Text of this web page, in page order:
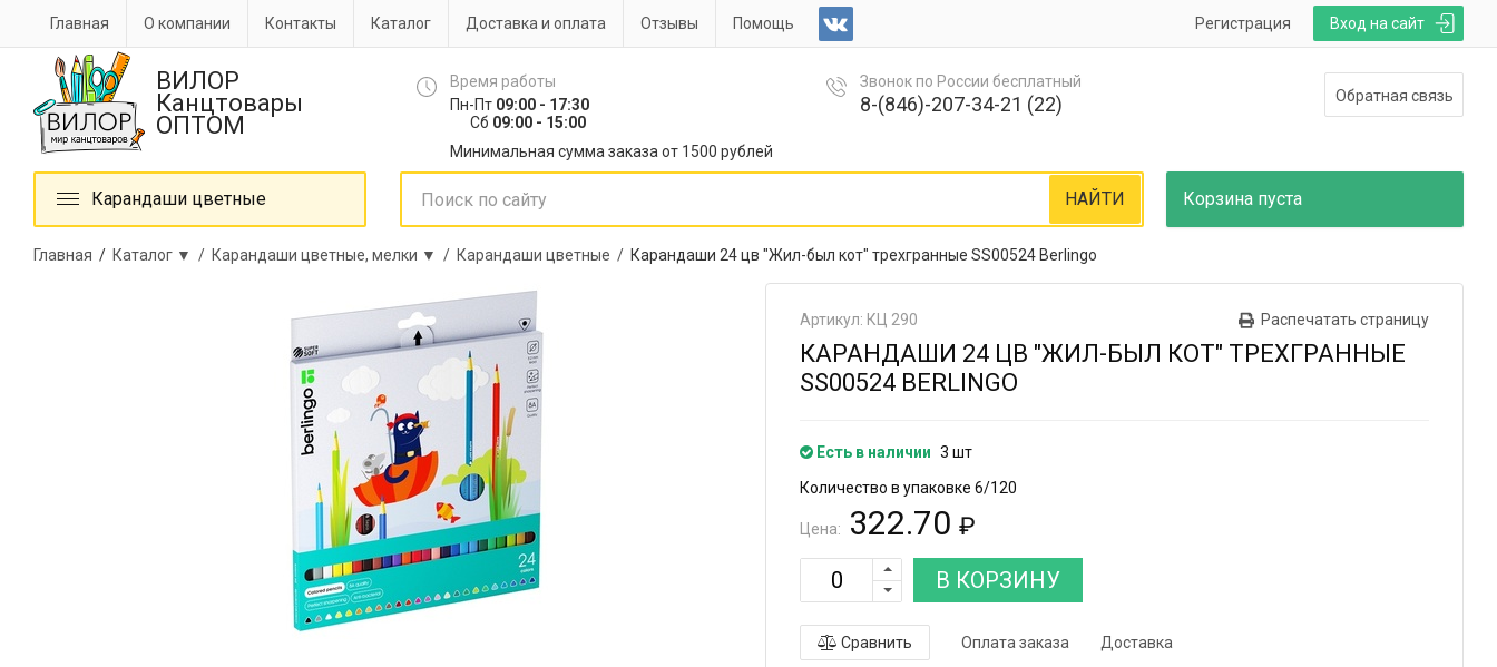
Вход на сайт
Регистрация
Главная О компании Контакты Каталог Доставка и оплата Отзывы Помощь
ВИЛОР
Канцтовары
ОПТОМ
Время работы
Пн-Пт 09:00 - 17:30
Сб 09:00 - 15:00
Минимальная сумма заказа от 1500 рублей
Звонок по России бесплатный
8-(846)-207-34-21 (22) Обратная связь
Карандаши цветные Корзина пуста
НАЙТИ
Главная / Каталог ▼ / Карандаши цветные, мелки ▼ / Карандаши цветные / Карандаши 24 цв "Жил-был кот" трехгранные SS00524 Berlingo
Распечатать страницу
Артикул: КЦ 290
КАРАНДАШИ 24 ЦВ "ЖИЛ-БЫЛ КОТ" ТРЕХГРАННЫЕ
SS00524 BERLINGO
Есть в наличии 3 шт
Количество в упаковке 6/120
Цена: 322.70 ₽
В КОРЗИНУ
Сравнить Оплата заказа Доставка